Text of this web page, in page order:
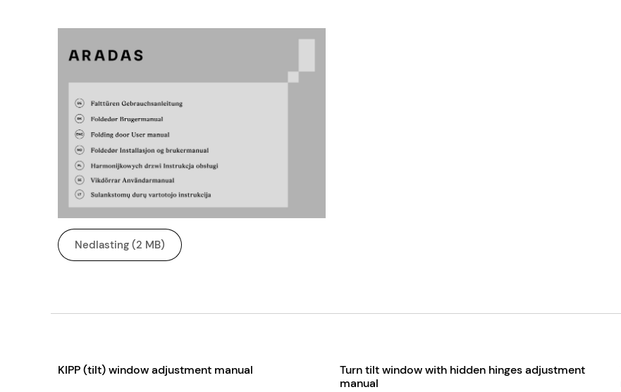
Nedlasting (2 MB)
KIPP (tilt) window adjustment manual
Turn tilt window with hidden hinges adjustment
manual